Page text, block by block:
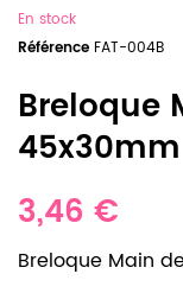
En stock
Référence FAT-004B
Breloque
3,46 €
Breloque Main